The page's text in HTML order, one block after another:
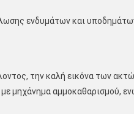
ενδυμάτων και
την καλή εικόνα των
μηχάνημα αμμοκαθαρισµού,